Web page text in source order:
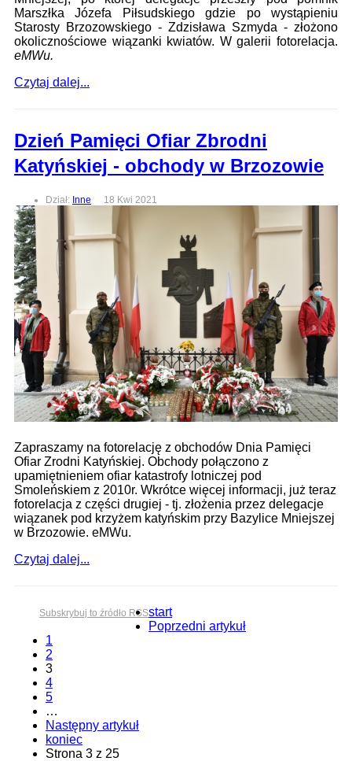
Marszłka Józefa Piłsudskiego gdzie po wystąpieniu
Starosty Brzozowskiego - Zdzisława Szmyda - złożono
okolicznościowe wiązanki kwiatów. W galerii fotorelacja.
eMWu.
Czytaj dalej...
Dzień Pamięci Ofiar Zbrodni
Katyńskiej - obchody w Brzozowie
Dział: Inne 18 Kwi 2021
Zapraszamy na fotorelację z obchodów Dnia Pamięci
Ofiar Zrodni Katyńskiej. Obchody połączono z
upamiętnieniem ofiar katastrofy lotniczej pod
Smoleńskiem z 2010r. Wkrótce więcej informacji, już teraz
fotorelacja z części drugiej - tj. złożenia przez delegacje
wiązanek pod krzyżem katyńskim przy Bazylice Mniejszej
w Brzozowie. eMWu.
Czytaj dalej...
Subskrybuj to źródło RSSstart
Poprzedni artykuł
1
2
3
4
5
…
Następny artykuł
koniec
Strona 3 z 25